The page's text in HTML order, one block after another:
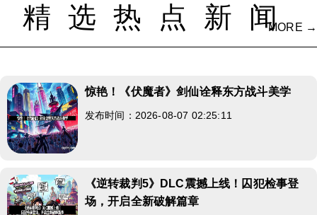
精选热点新闻
MORE →
惊艳！《伏魔者》剑仙诠释东方战斗美学
发布时间：2026-08-07 02:25:11
《逆转裁判5》DLC震撼上线！囚犯检事登
场，开启全新破解篇章